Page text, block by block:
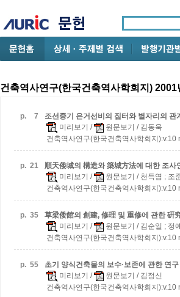
건축역사연구(한국건축역사학회지) 2001
p. 7 조선중기 은거선비의 집터와 별자리의 관
미리보기 / 원문보기 / 김동욱
건축역사연구(한국건축역사학회지):v.10
p. 21
順天倭城의 構造와 築城方法에 대한 조사
미리보기 / 원문보기 / 천득염 ; 조
건축역사연구(한국건축역사학회지):v.10
p. 35
草梁倭館의 創建, 修理 및 重修에 관한 硏
미리보기 / 원문보기 / 김순일 ; 정
건축역사연구(한국건축역사학회지):v.10
p. 55 초기 양식건축물의 보수·보존에 관한 연구
미리보기 / 원문보기 / 김정신
건축역사연구(한국건축역사학회지):v.10